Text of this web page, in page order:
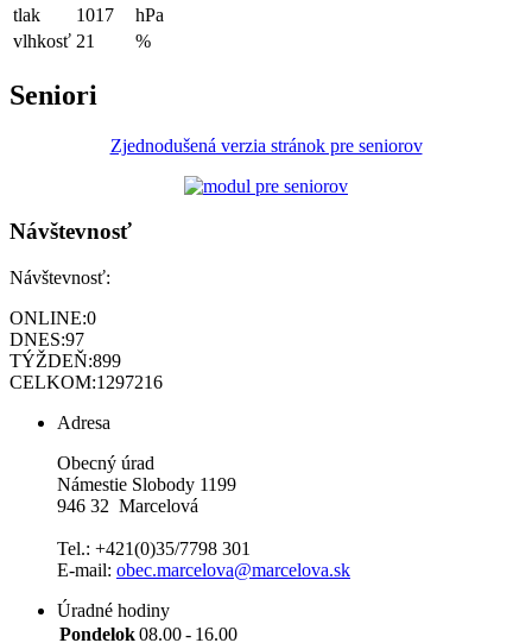
tlak
1017
hPa
vlhkosť 21 %
Seniori
Zjednodušená verzia stránok pre seniorov
Návštevnosť
Návštevnosť:
ONLINE:0
DNES:97
TÝŽDEŇ:899
CELKOM:1297216
Adresa
Obecný úrad
Námestie Slobody 1199
946 32 Marcelová
Tel.: +421(0)35/7798 301
E-mail: obec.marcelova@marcelova.sk
Úradné hodiny
Pondelok08.00- 16.00